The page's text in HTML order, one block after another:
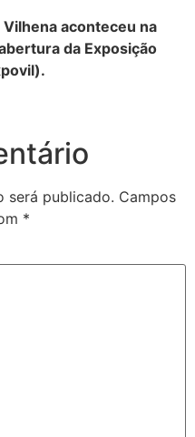
aconteceu na
da Exposição
será publicado. Campos
*